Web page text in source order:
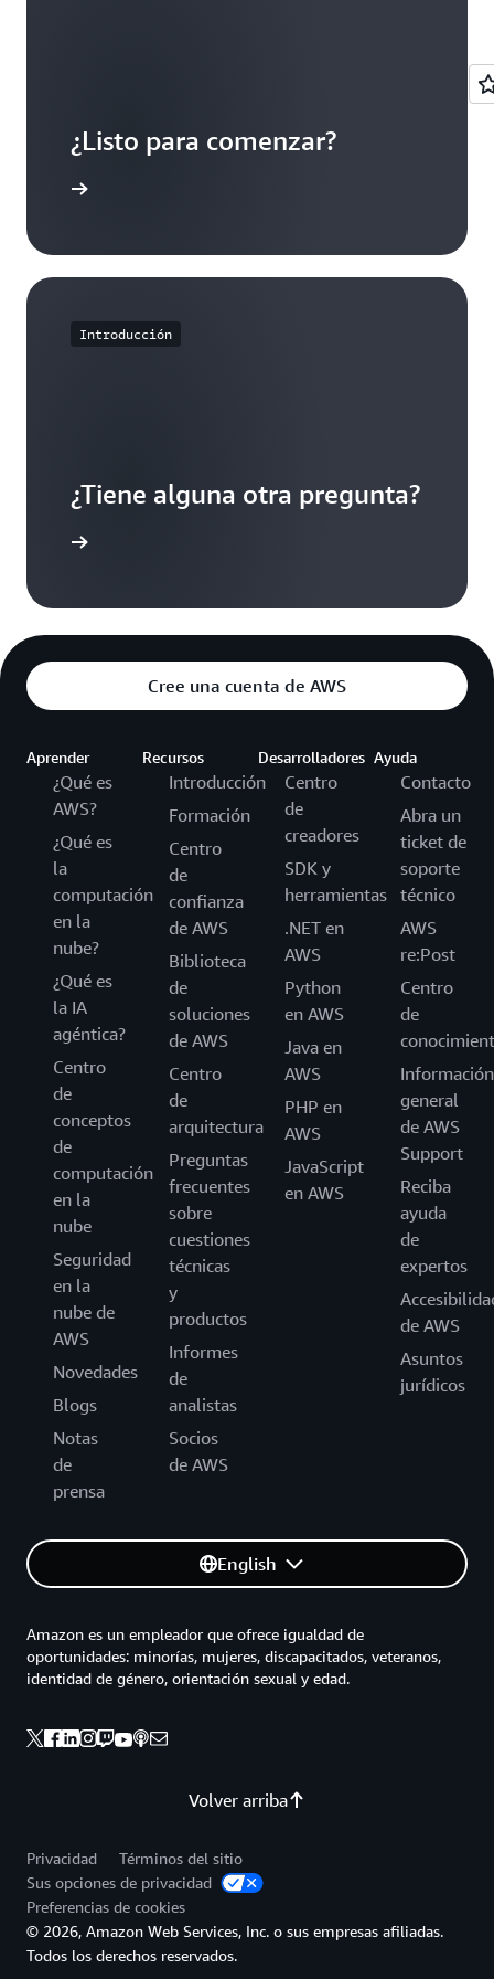
¿Listo para comenzar?
Introducción
¿Tiene alguna otra pregunta?
Cree una cuenta de AWS
Aprender
¿Qué es
AWS?
¿Qué es
la
computación
en la
nube?
¿Qué es
la IA
agéntica?
Centro
de
conceptos
de
computación
en la
nube
Seguridad
en la
nube de
AWS
Novedades
Blogs
Notas
de
prensa
Recursos
Introducción
Formación
Centro
de
confianza
de AWS
Biblioteca
de
soluciones
de AWS
Centro
de
arquitectura
Preguntas
frecuentes
sobre
cuestiones
técnicas
y
productos
Informes
de
analistas
Socios
de AWS
Desarrolladores
Centro
de
creadores
SDK y
herramientas
.NET en
AWS
Python
en AWS
Java en
AWS
PHP en
AWS
JavaScript
en AWS
Ayuda
Contacto
Abra un
ticket de
soporte
técnico
AWS
re:Post
Centro
de
Información
general
de AWS
Support
Reciba
ayuda
de
expertos
de AWS
Asuntos
jurídicos
English
Volver arriba
Amazon es un empleador que ofrece igualdad de
oportunidades: minorías, mujeres, discapacitados, veteranos,
identidad de género, orientación sexual y edad.
Privacidad
Términos del sitio
Sus opciones de privacidad
Preferencias de cookies
© 2026, Amazon Web Services, Inc. o sus empresas afiliadas.
Todos los derechos reservados.